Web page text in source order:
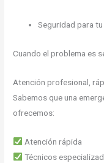
Seguridad para
Cuando el problema es
Atención profesional,
Sabemos que una
ofrecemos:
Atención rápida
Técnicos